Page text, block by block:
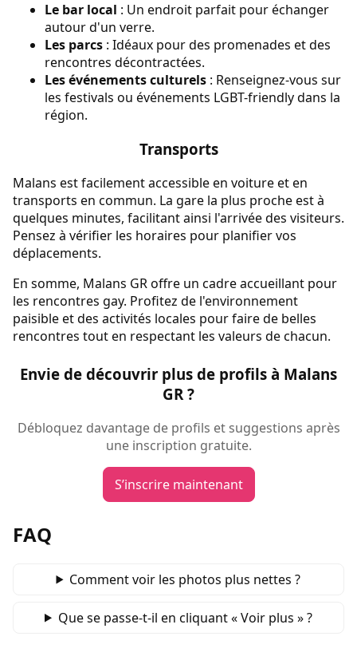
Le bar local : Un endroit parfait pour échanger
autour d'un verre.
Les parcs : Idéaux pour des promenades et des
rencontres décontractées.
Les événements culturels : Renseignez-vous sur
les festivals ou événements LGBT-friendly dans la
région.
Transports
Malans est facilement accessible en voiture et en
transports en commun. La gare la plus proche est à
quelques minutes, facilitant ainsi l'arrivée des visiteurs.
Pensez à vérifier les horaires pour planifier vos
déplacements.
En somme, Malans GR offre un cadre accueillant pour
les rencontres gay. Profitez de l'environnement
paisible et des activités locales pour faire de belles
rencontres tout en respectant les valeurs de chacun.
Envie de découvrir plus de profils à Malans
GR ?
Débloquez davantage de profils et suggestions après
une inscription gratuite.
S’inscrire maintenant
FAQ
Comment voir les photos plus nettes ?
Que se passe‑t‑il en cliquant « Voir plus » ?